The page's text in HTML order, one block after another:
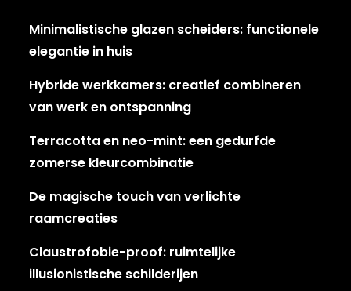
Minimalistische glazen scheiders: functionele
elegantie in huis
Hybride werkkamers: creatief combineren
van werk en ontspanning
Terracotta en neo-mint: een gedurfde
zomerse kleurcombinatie
De magische touch van verlichte
raamcreaties
Claustrofobie-proof: ruimtelijke
illusionistische schilderijen